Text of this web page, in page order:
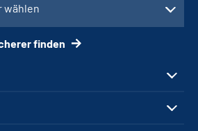
wählen
finden